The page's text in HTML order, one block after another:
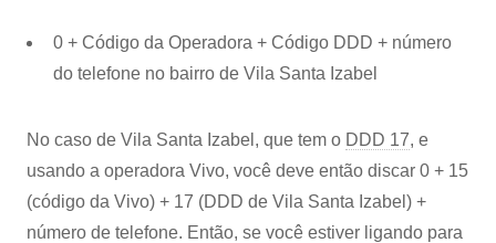
0 + Código da Operadora + Código DDD + número
do telefone no bairro de Vila Santa Izabel
No caso de Vila Santa Izabel, que tem o DDD 17, e
usando a operadora Vivo, você deve então discar 0 + 15
(código da Vivo) + 17 (DDD de Vila Santa Izabel) +
número de telefone. Então, se você estiver ligando para